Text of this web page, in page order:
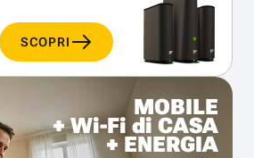
SCOPRI
MOBILE
+ Wi-Fi di CASA
+ ENERGIA